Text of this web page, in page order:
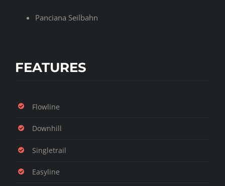
Panciana Seilbahn
FEATURES
Flowline
Downhill
Singletrail
Easyline